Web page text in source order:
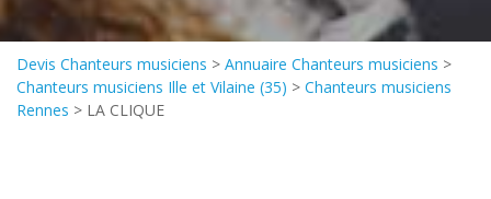
Devis Chanteurs musiciens > Annuaire Chanteurs musiciens >
Chanteurs musiciens Ille et Vilaine (35) > Chanteurs musiciens
Rennes > LA CLIQUE